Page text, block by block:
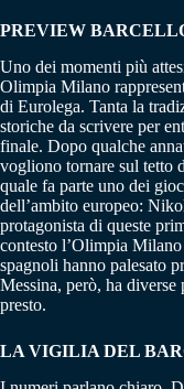
PREVIEW
Uno dei momenti più
Olimpia Milano
di Eurolega. Tanta la
storiche da scrivere per
finale. Dopo qualche
vogliono tornare sul tetto
quale fa parte uno dei
dell’ambito europeo:
protagonista di queste
contesto l’Olimpia
spagnoli hanno palesato
Messina, però, ha
presto.
LA VIGILIA DEL